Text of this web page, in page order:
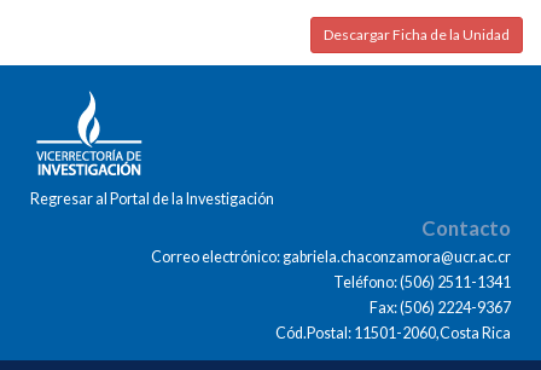
Descargar Ficha de la Unidad
Regresar al Portal de la Investigación
Contacto
Correo electrónico: gabriela.chaconzamora@ucr.ac.cr
Teléfono: (506) 2511-1341
Fax: (506) 2224-9367
Cód.Postal: 11501-2060,Costa Rica